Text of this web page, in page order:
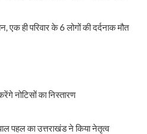
एक ही परिवार के 6 लोगों की दर्दनाक मौत
नोटिसों का निस्तारण
पहल का उत्तराखंड ने किया नेतृत्व